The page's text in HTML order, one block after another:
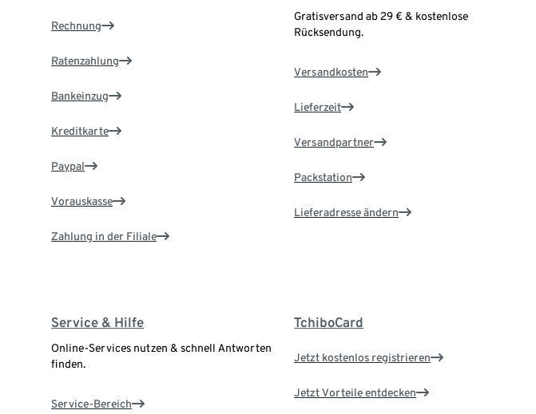
Rechnung
Ratenzahlung
Bankeinzug
Kreditkarte
Paypal
Vorauskasse
Zahlung in der Filiale
Gratisversand ab 29 € & kostenlose
Rücksendung.
Versandkosten
Lieferzeit
Versandpartner
Packstation
Lieferadresse ändern
Service & Hilfe
Online-Services nutzen & schnell Antworten
finden.
Service-Bereich
TchiboCard
Jetzt kostenlos registrieren
Jetzt Vorteile entdecken